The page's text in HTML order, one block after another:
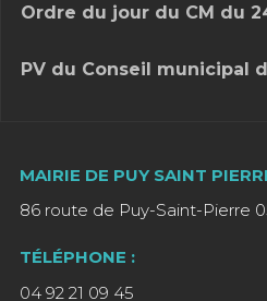
Ordre du jour du CM du
PV du Conseil municipal
MAIRIE DE PUY SAINT
86 route de Puy-Saint-Pierre
TÉLÉPHONE :
04 92 21 09 45